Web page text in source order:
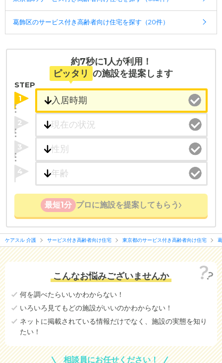
葛飾区のサービス付き高齢者向け住宅を探す（20件）
約7秒に1人が利用！
ピッタリ の施設を提案します
STEP
1
2
3
4
最短1分 プロに施設を提案してもらう
ケアスル 介護 サービス付き高齢者向け住宅 東京都のサービス付き高齢者向け住宅
こんなお悩みございませんか
何を調べたらいいかわからない！
いろいろ見てもどの施設がいいのかわからない！
ネットに掲載されている情報だけでなく、施設の実態を知り
たい！
相談員にお任せください！